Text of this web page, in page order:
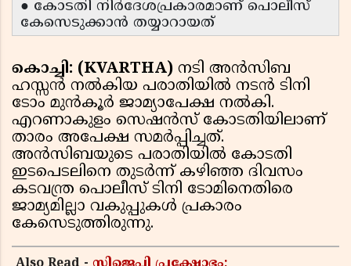
● കോടതി നിർദേശപ്രകാരമാണ് പൊലീസ്
കേസെടുക്കാൻ തയ്യാറായത്
കൊച്ചി: (KVARTHA) നടി അൻസിബ
ഹസ്സൻ നൽകിയ പരാതിയിൽ നടൻ ടിനി
ടോം മുൻകൂർ ജാമ്യാപേക്ഷ നൽകി.
എറണാകുളം സെഷൻസ് കോടതിയിലാണ്
താരം അപേക്ഷ സമർപ്പിച്ചത്.
അൻസിബയുടെ പരാതിയിൽ കോടതി
ഇടപെടലിനെ തുടർന്ന് കഴിഞ്ഞ ദിവസം
കടവന്ത്ര പൊലീസ് ടിനി ടോമിനെതിരെ
ജാമ്യമില്ലാ വകുപ്പുകൾ പ്രകാരം
കേസെടുത്തിരുന്നു.